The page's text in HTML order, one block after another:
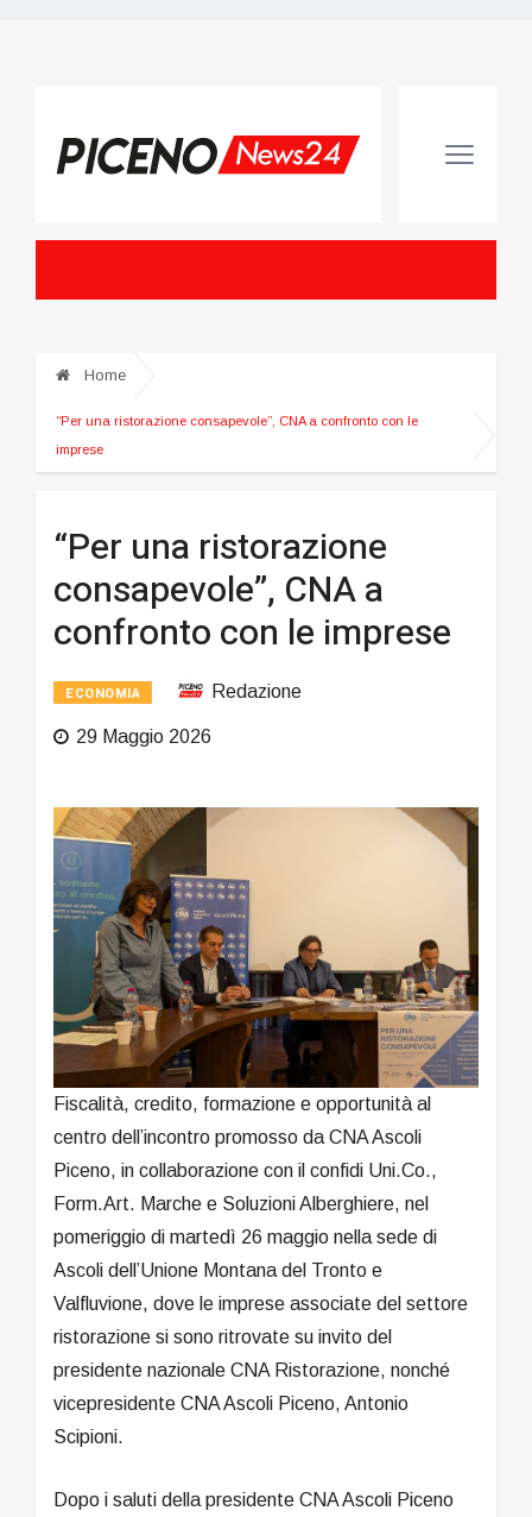
Home
“Per una ristorazione consapevole”, CNA a confronto con le
imprese
“Per una ristorazione
consapevole”, CNA a
confronto con le imprese
ECONOMIA Redazione
29 Maggio 2026
Fiscalità, credito, formazione e opportunità al
centro dell’incontro promosso da CNA Ascoli
Piceno, in collaborazione con il confidi Uni.Co.,
Form.Art. Marche e Soluzioni Alberghiere, nel
pomeriggio di martedì 26 maggio nella sede di
Ascoli dell’Unione Montana del Tronto e
Valfluvione, dove le imprese associate del settore
ristorazione si sono ritrovate su invito del
presidente nazionale CNA Ristorazione, nonché
vicepresidente CNA Ascoli Piceno, Antonio
Scipioni.
Dopo i saluti della presidente CNA Ascoli Piceno